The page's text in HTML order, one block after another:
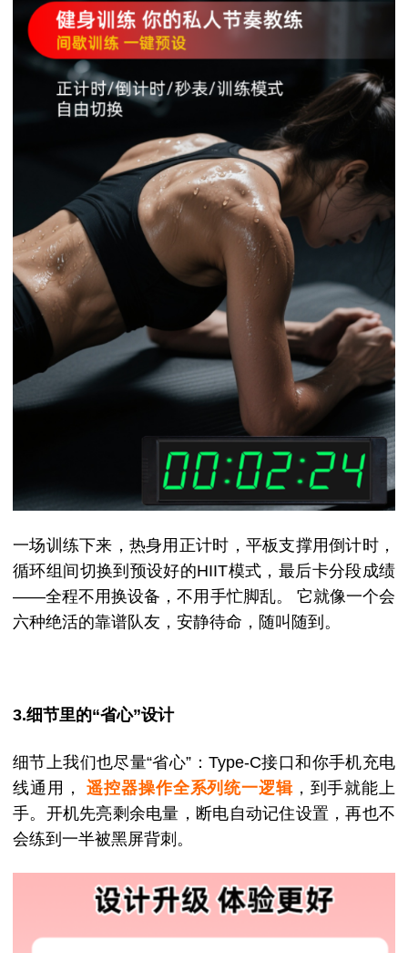
一场训练下来，热身用正计时，平板支撑用倒计时，
循环组间切换到预设好的HIIT模式 ，最后卡分段成绩
——全程不用换设备，不用手忙脚乱。
它就像一个会
六种绝活的靠谱队友，安静待命，随叫随到。
3.细节里的“省心”设计
细节上我们也尽量“省心” ： Type-C接口和你手机充电
线通用，
遥控器操作全系列统一逻辑，到手就能上
手。 开机先亮剩余电量 ，断电自动记住设置，再也不
会练到一半被黑屏背刺。